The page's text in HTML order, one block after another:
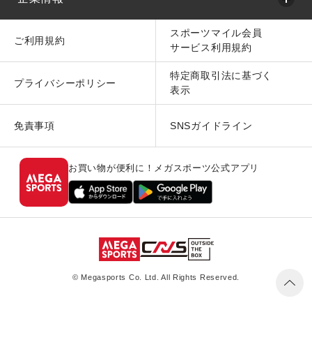
ご利用規約
スポーツマイル会員
サービス利用規約
プライバシーポリシー
特定商取引法に基づく
表示
免責事項 SNSガイドライン
お買い物が便利に！メガスポーツ公式アプリ
© Megasports Co. Ltd. All Rights Reserved.